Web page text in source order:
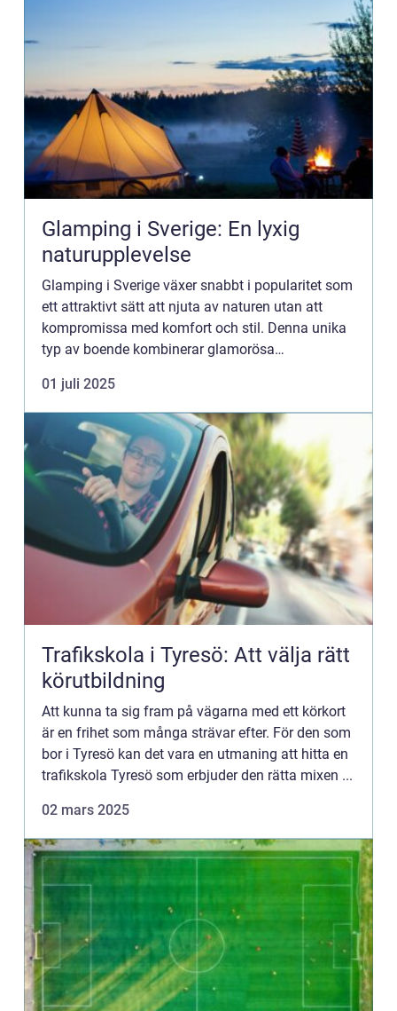
Glamping i Sverige: En lyxig
naturupplevelse
Glamping i Sverige växer snabbt i popularitet som
ett attraktivt sätt att njuta av naturen utan att
kompromissa med komfort och stil. Denna unika
typ av boende kombinerar glamorösa
01 juli 2025
Trafikskola i Tyresö: Att välja rätt
körutbildning
Att kunna ta sig fram på vägarna med ett körkort
är en frihet som många strävar efter. För den som
bor i Tyresö kan det vara en utmaning att hitta en
trafikskola Tyresö som erbjuder den rätta mixen ...
02 mars 2025